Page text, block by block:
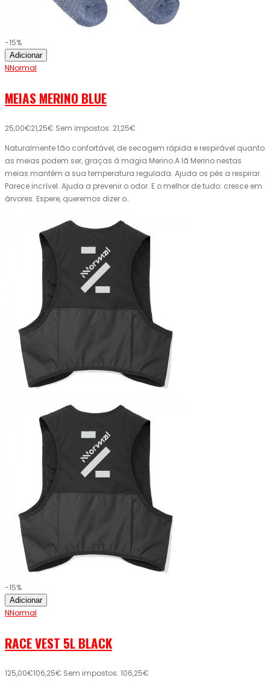
-15%
Adicionar
NNormal
MEIAS MERINO BLUE
25,00€21,25€ Sem impostos: 21,25€
Naturalmente tão confortável, de secagem rápida e respirável quanto
as meias podem ser, graças à magia Merino.A lã Merino nestas
meias mantém a sua temperatura regulada. Ajuda os pés a respirar.
Parece incrível. Ajuda a prevenir o odor. E o melhor de tudo: cresce em
árvores. Espere, queremos dizer o..
-15%
Adicionar
NNormal
RACE VEST 5L BLACK
125,00€106,25€ Sem impostos: 106,25€